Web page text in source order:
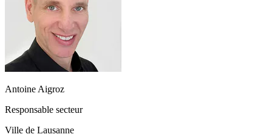
Antoine Aigroz
Responsable secteur
Ville de Lausanne